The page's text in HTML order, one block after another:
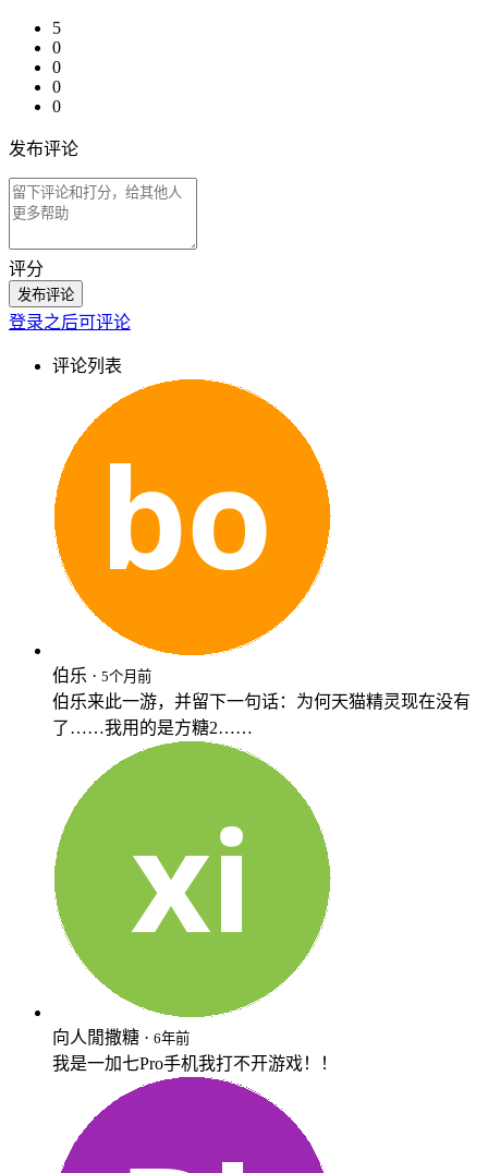
5
0
0
0
0
发布评论
评分
发布评论
登录之后可评论
评论列表
伯乐 · 5个月前
伯乐来此一游，并留下一句话：为何天猫精灵现在没有
了……我用的是方糖2……
向人閒撒糖 · 6年前
我是一加七Pro手机我打不开游戏！！